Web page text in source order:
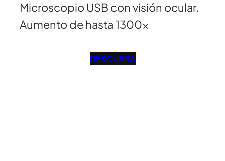
Microscopio USB con visión ocular.
Aumento de hasta 1300x
DESCUBRA